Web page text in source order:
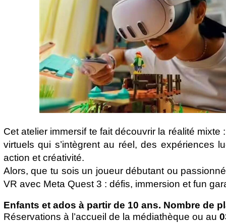
Cet atelier immersif te fait découvrir la réalité
virtuels qui s’intègrent au réel, des expériences
action et créativité.
Alors, que tu sois un joueur débutant ou
VR avec Meta Quest 3 : défis, immersion et fun
Enfants et ados à partir de 10 ans. Nombre de
Réservations à l’accueil de la médiathèque ou au